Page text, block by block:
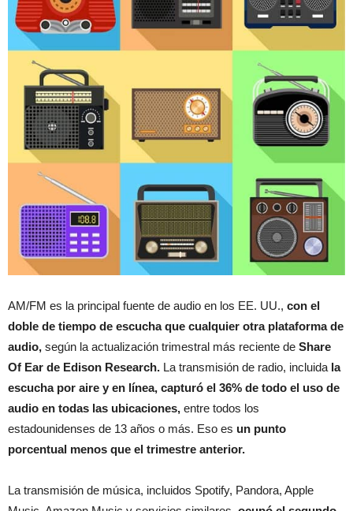
AM/FM es la principal fuente de audio en los EE. UU., con el
doble de tiempo de escucha que cualquier otra plataforma de
audio, según la actualización trimestral más reciente de Share
Of Ear de Edison Research. La transmisión de radio, incluida la
escucha por aire y en línea, capturó el 36% de todo el uso de
audio en todas las ubicaciones, entre todos los
estadounidenses de 13 años o más. Eso es un punto
porcentual menos que el trimestre anterior.
La transmisión de música, incluidos Spotify, Pandora, Apple